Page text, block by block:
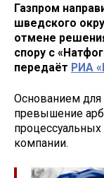
Газпром
шведского
отмене
спору с
передаёт РИА
Основанием для
превышение
компании.